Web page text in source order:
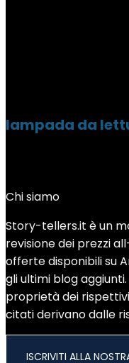
lampada da
Chi siamo
Story-tellers.it è un
revisione dei prezzi
offerte disponibili su
gli ultimi blog
proprietà dei
citati derivano dalle
ISCRIVITI ALLA